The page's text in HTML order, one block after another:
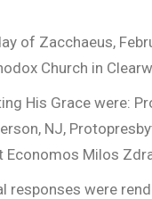
of Zacchaeus,
Church in
His Grace were:
NJ,
Economos Milos
responses were